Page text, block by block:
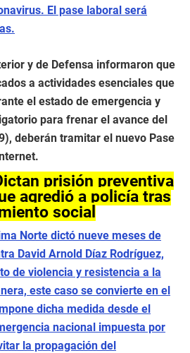
El pase laboral será
y de Defensa informaron que
a actividades esenciales que
el estado de emergencia y
para frenar el avance del
deberán tramitar el nuevo Pase
prisión preventiva
agredió a policía tras
social
Norte dictó nueve meses de
David Arnold Díaz Rodríguez,
de violencia y resistencia a la
este caso se convierte en el
dicha medida desde el
nacional impuesta por
la propagación del